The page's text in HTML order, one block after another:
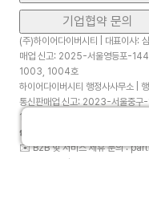
기업협약 문의
(주)하이어다이버시티 | 대표이
매업 신고: 2025-서울영등포-
1003, 1004호
하이어다이버시티 행정사사무소
통신판매업 신고: 2023-서울중구
136호(장교동, 장교빌딩)
☎️
✉️B2B 및 서비스 제휴 문의 :